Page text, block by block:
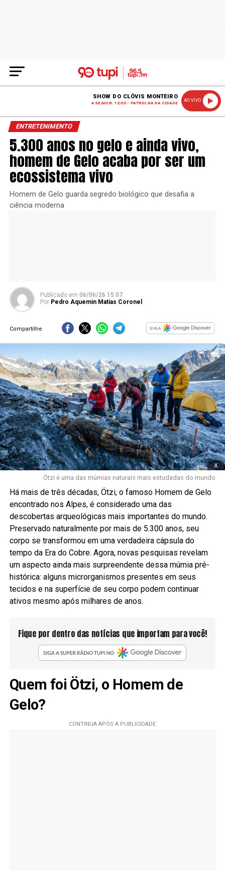
SHOW DO CLÓVIS MONTEIRO
A SEGUIR: 12:00 - PATRULHA DA CIDADE
AO VIVO
ENTRETENIMENTO
5.300 anos no gelo e ainda vivo,
homem de Gelo acaba por ser um
ecossistema vivo
Homem de Gelo guarda segredo biológico que desafia a
ciência moderna
Publicado em 06/06/26 15:07
Por Pedro Aquemin Matias Coronel
Compartilhe
x
Ötzi é uma das múmias naturais mais estudadas do mundo
Há mais de três décadas, Ötzi, o famoso Homem de Gelo
encontrado nos Alpes, é considerado uma das
descobertas arqueológicas mais importantes do mundo.
Preservado naturalmente por mais de 5.300 anos, seu
corpo se transformou em uma verdadeira cápsula do
tempo da Era do Cobre. Agora, novas pesquisas revelam
um aspecto ainda mais surpreendente dessa múmia pré-
histórica: alguns microrganismos presentes em seus
tecidos e na superfície de seu corpo podem continuar
ativos mesmo após milhares de anos.
Fique por dentro das notícias que importam para você!
Quem foi Ötzi, o Homem de
Gelo?